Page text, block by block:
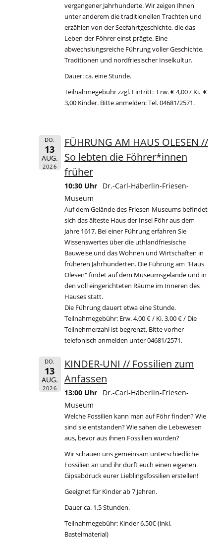
vergangener Jahrhunderte. Wir zeigen Ihnen
unter anderem die traditionellen Trachten und
erzählen von der Seefahrtgeschichte, die das
Leben der Föhrer einst prägte. Eine
abwechslungsreiche Führung voller Geschichte,
Traditionen und nordfriesischer Inselkultur.
Dauer: ca. eine Stunde.
Teilnahmegebühr zzgl. Eintritt: Erw. € 4,00 / Ki. €
3,00 Kinder. Bitte anmelden: Tel. 04681/2571.
DO.
13
AUG.
2026
FÜHRUNG AM HAUS OLESEN //
So lebten die Föhrer*innen
früher
10:30 Uhr
Dr.-Carl-Häberlin-Friesen-
Museum
Auf dem Gelände des Friesen-Museums befindet
sich das älteste Haus der Insel Föhr aus dem
Jahre 1617. Bei einer Führung erfahren Sie
Wissenswertes über die uthlandfriesische
Bauweise und das Wohnen und Wirtschaften in
früheren Jahrhunderten. Die Führung am "Haus
Olesen" findet auf dem Museumsgelände und in
den voll eingerichteten Räume im Inneren des
Hauses statt.
Die Führung dauert etwa eine Stunde.
Teilnahmegebühr: Erw. 4,00 € / Ki. 3,00 € / Die
Teilnehmerzahl ist begrenzt. Bitte vorher
telefonisch anmelden unter 04681/2571.
DO.
13
AUG.
2026
KINDER-UNI // Fossilien zum
Anfassen
13:00 Uhr
Dr.-Carl-Häberlin-Friesen-
Museum
Welche Fossilien kann man auf Föhr finden? Wie
sind sie entstanden? Wie sahen die Lebewesen
aus, bevor aus ihnen Fossilien wurden?
Wir schauen uns gemeinsam unterschiedliche
Fossilien an und ihr dürft euch einen eigenen
Gipsabdruck eurer Lieblingsfossilien erstellen!
Geeignet für Kinder ab 7 Jahren.
Dauer ca. 1,5 Stunden.
Teilnahmegebühr: Kinder 6,50€ (inkl.
Bastelmaterial)